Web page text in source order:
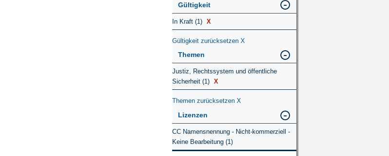
Gültigkeit
In Kraft (1) X
Gültigkeit zurücksetzen X
Themen
Justiz, Rechtssystem und öffentliche
Sicherheit (1) X
Themen zurücksetzen X
Lizenzen
CC Namensnennung - Nicht-kommerziell -
Keine Bearbeitung (1)